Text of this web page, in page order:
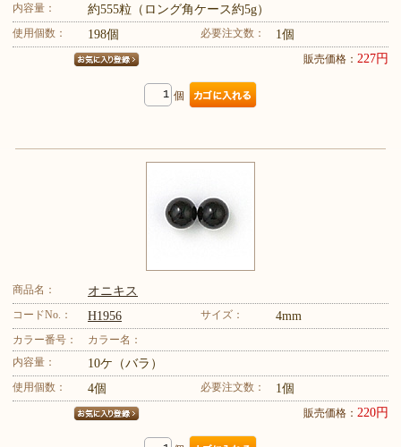
内容量： 約555粒（ロング角ケース約5g）
使用個数： 198個 必要注文数： 1個
販売価格： 227円
個
商品名： オニキス
コードNo.： H1956 サイズ： 4mm
カラー番号：
カラー名：
内容量：
10ケ（バラ）
使用個数： 4個 必要注文数： 1個
販売価格： 220円